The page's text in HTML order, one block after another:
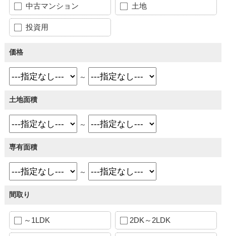
中古マンション 土地
投資用
価格
～
土地面積
～
専有面積
～
間取り
～1LDK 2DK～2LDK